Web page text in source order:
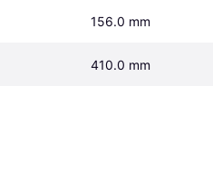
156.0 mm
410.0 mm